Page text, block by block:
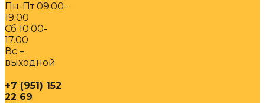
Пн-Пт 09.00-
19.00
Сб 10.00-
17.00
Вс –
выходной
+7 (951) 152
22 69